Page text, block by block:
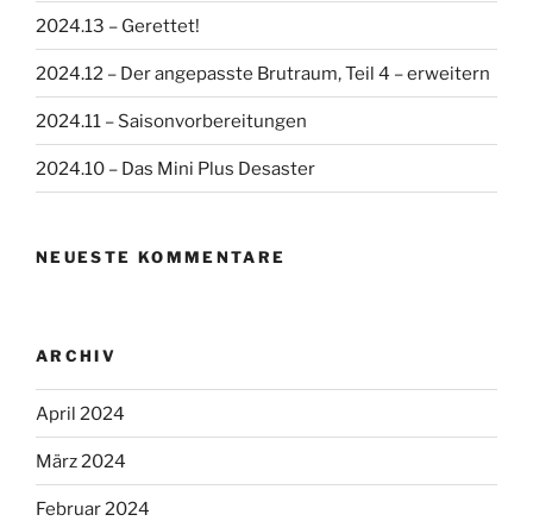
2024.13 – Gerettet!
2024.12 – Der angepasste Brutraum, Teil 4 – erweitern
2024.11 – Saisonvorbereitungen
2024.10 – Das Mini Plus Desaster
NEUESTE KOMMENTARE
ARCHIV
April 2024
März 2024
Februar 2024